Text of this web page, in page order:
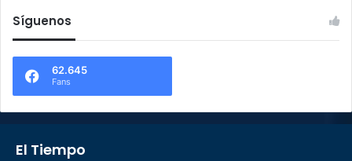
Síguenos
62.645
Fans
El Tiempo